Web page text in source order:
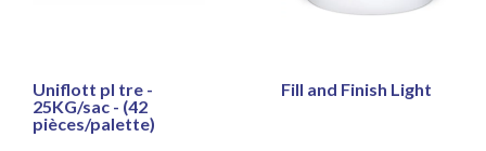
Uniflott pl tre -
25KG/sac - (42
pièces/palette)
Fill and Finish Light